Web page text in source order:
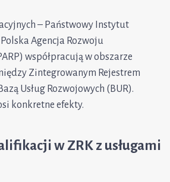
– Państwowy Instytut
Agencja Rozwoju
współpracują w obszarze
Zintegrowanym Rejestrem
Usług Rozwojowych (BUR).
konkretne efekty.
w ZRK z usługami